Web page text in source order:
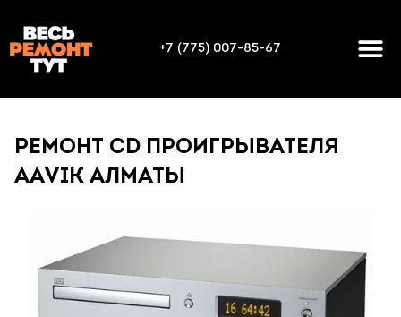
+7 (775) 007-85-67
РЕМОНТ CD ПРОИГРЫВАТЕЛЯ
AAVIK АЛМАТЫ